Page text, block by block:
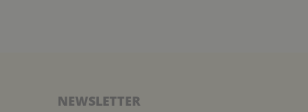
NEWSLETTER